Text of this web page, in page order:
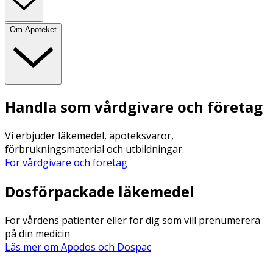
Om Apoteket
Handla som vårdgivare och företag
Vi erbjuder läkemedel, apoteksvaror,
förbrukningsmaterial och utbildningar.
För vårdgivare och företag
Dosförpackade läkemedel
För vårdens patienter eller för dig som vill prenumerera
på din medicin
Läs mer om Apodos och Dospac